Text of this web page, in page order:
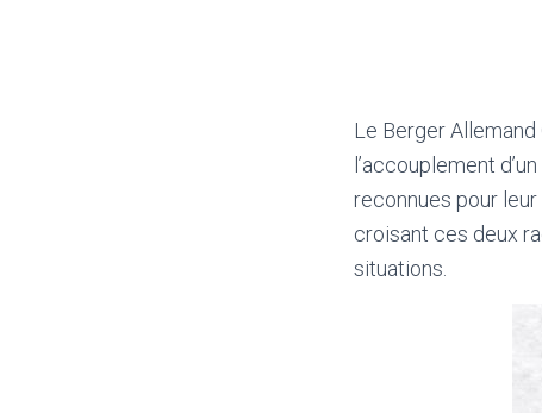
Le Berger
l’accouplement
reconnues pour
croisant ces deux
situations.